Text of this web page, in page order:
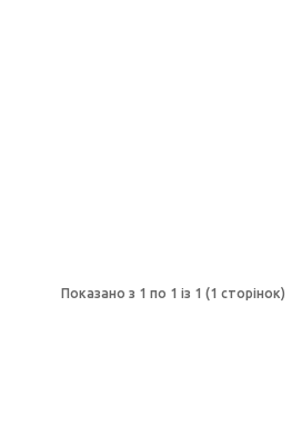
Показано з 1 по 1 із 1 (1 сторінок)